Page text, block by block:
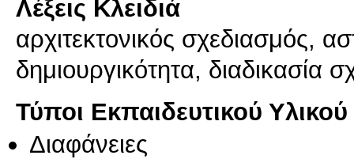
Λέξεις Κλειδιά
αρχιτεκτονικός σχεδιασμός,
δημιουργικότητα, διαδικασία
Τύποι Εκπαιδευτικού Υλικού
Διαφάνειες